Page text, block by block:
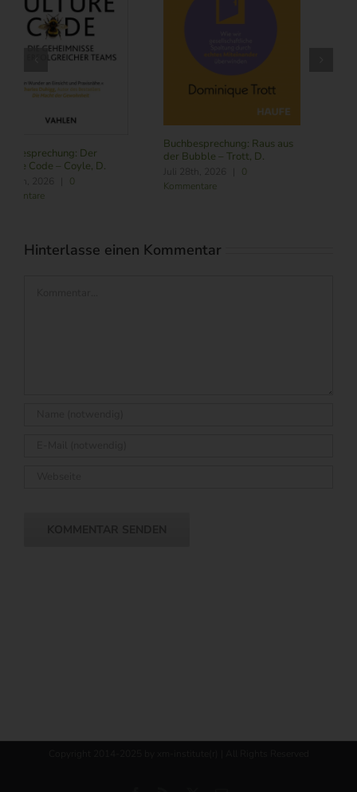
Buchbesprechung: Subscribe
Juli 24th, 2026
Kommentare
Buchbesprechung: Führung
im Zeitalter von KI – Butler,
R./ Nitschmann, J./ Becking,
August 6th, 2026
Hinterlasse einen Kommentar